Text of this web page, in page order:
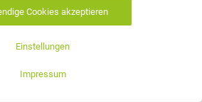
passenden Produkte